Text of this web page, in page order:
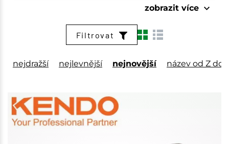
zobrazit více
Filtrovat
nejdražší nejlevnější nejnovější název od Z do